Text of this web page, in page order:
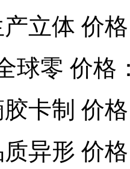
立体 价
球零 价格
卡制 价
异形 价